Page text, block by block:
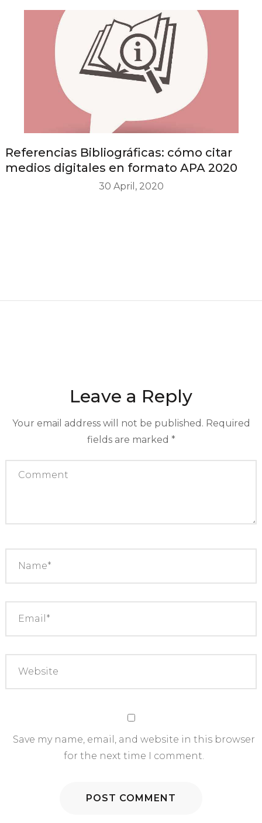
Referencias Bibliográficas: cómo citar
medios digitales en formato APA 2020
30 April, 2020
Leave a Reply
Your email address will not be published. Required
fields are marked *
Save my name, email, and website in this browser
for the next time I comment.